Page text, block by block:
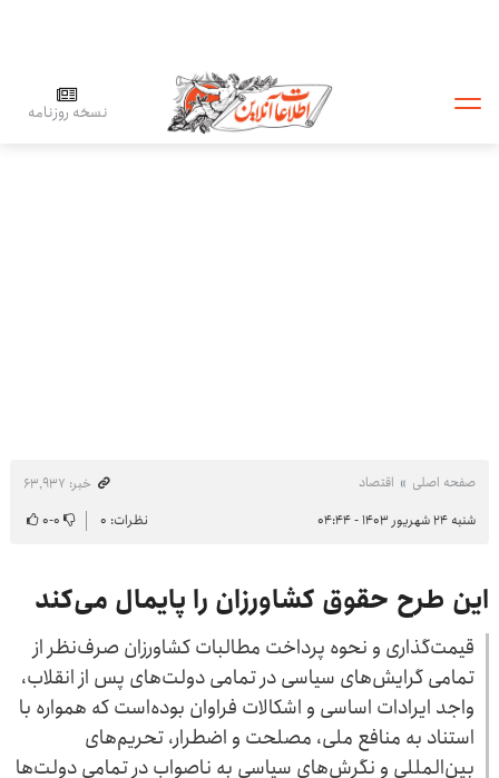
نسخه روزنامه
صفحه اصلی اقتصاد
خبر: ۶۳٬۹۳۷
شنبه ۲۴ شهریور ۱۴۰۳ - ۰۴:۴۴
نظرات: ۰ ۰-۰
این طرح حقوق کشاورزان را پایمال می‌کند
قیمت‌گذاری و نحوه پرداخت مطالبات کشاورزان صرف‌نظر از
تمامی گرایش‌های سیاسی در تمامی دولت‌های پس از انقلاب،
واجد ایرادات اساسی و اشکالات فراوان بوده‌است که همواره با
استناد به منافع ملی، مصلحت و اضطرار، تحریم‌های
بین‌المللی و نگرش‌های سیاسی به ناصواب در تمامی دولت‌ها